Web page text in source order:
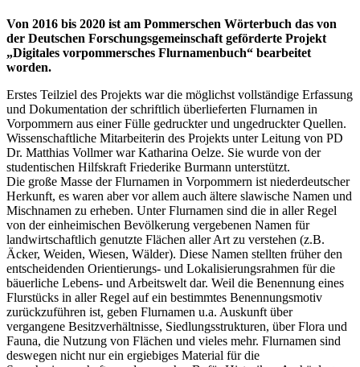
Von 2016 bis 2020 ist am Pommerschen Wörterbuch das von
der Deutschen Forschungsgemeinschaft geförderte Projekt
„Digitales vorpommersches Flurnamenbuch“ bearbeitet
worden.
Erstes Teilziel des Projekts war die möglichst vollständige Erfassung
und Dokumentation der schriftlich überlieferten Flurnamen in
Vorpommern aus einer Fülle gedruckter und ungedruckter Quellen.
Wissenschaftliche Mitarbeiterin des Projekts unter Leitung von PD
Dr. Matthias Vollmer war Katharina Oelze. Sie wurde von der
studentischen Hilfskraft Friederike Burmann unterstützt.
Die große Masse der Flurnamen in Vorpommern ist niederdeutscher
Herkunft, es waren aber vor allem auch ältere slawische Namen und
Mischnamen zu erheben. Unter Flurnamen sind die in aller Regel
von der einheimischen Bevölkerung vergebenen Namen für
landwirtschaftlich genutzte Flächen aller Art zu verstehen (z.B.
Äcker, Weiden, Wiesen, Wälder). Diese Namen stellten früher den
entscheidenden Orientierungs- und Lokalisierungsrahmen für die
bäuerliche Lebens- und Arbeitswelt dar. Weil die Benennung eines
Flurstücks in aller Regel auf ein bestimmtes Benennungsmotiv
zurückzuführen ist, geben Flurnamen u.a. Auskunft über
vergangene Besitzverhältnisse, Siedlungsstrukturen, über Flora und
Fauna, die Nutzung von Flächen und vieles mehr. Flurnamen sind
deswegen nicht nur ein ergiebiges Material für die